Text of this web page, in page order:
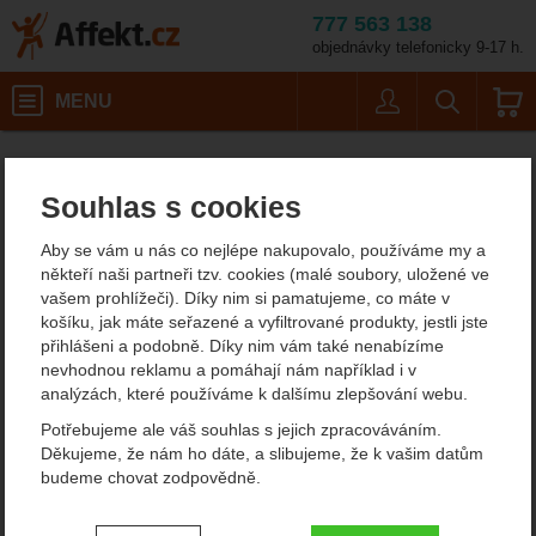
Souhlas s cookies
Aby se vám u nás co nejlépe nakupovalo, používáme my a
někteří naši partneři tzv. cookies (malé soubory, uložené ve
vašem prohlížeči). Díky nim si pamatujeme, co máte v
košíku, jak máte seřazené a vyfiltrované produkty, jestli jste
přihlášeni a podobně. Díky nim vám také nenabízíme
nevhodnou reklamu a pomáhají nám například i v
analýzách, které používáme k dalšímu zlepšování webu.
Potřebujeme ale váš souhlas s jejich zpracováváním.
Děkujeme, že nám ho dáte, a slibujeme, že k vašim datům
budeme chovat zodpovědně.
Nastavení souhlasů s kategoriemi
777 563 138
objednávky telefonicky 9-17 h.
MENU
Varianta držení: levý
Petzl Pantin
Fotografie